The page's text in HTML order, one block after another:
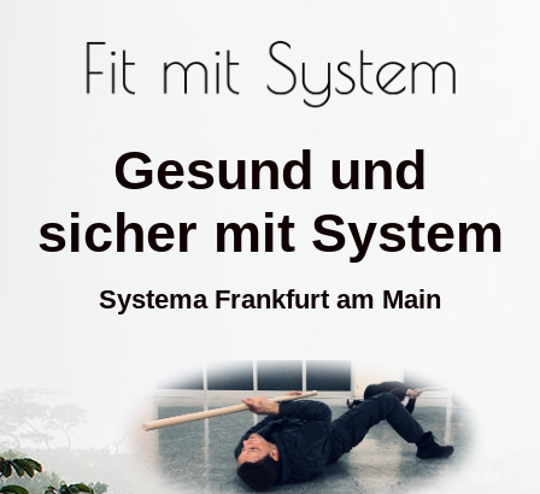
Gesund und
sicher mit System
Systema Frankfurt am Main